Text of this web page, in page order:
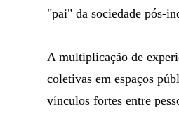
"pai" da sociedade pós-
A multiplicação de
coletivas em espaços
vínculos fortes entre